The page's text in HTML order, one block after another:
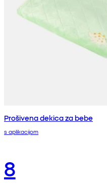
Prošivena dekica za bebe
s aplikacijom
8